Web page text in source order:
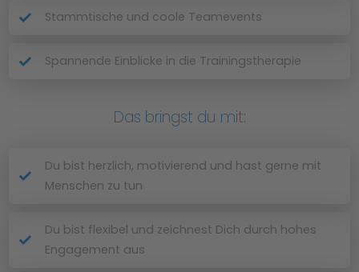
Stammtische und coole Teamevents
Spannende Einblicke in die Trainingstherapie
Das bringst du mit:
Du bist herzlich, motivierend und hast gerne mit
Menschen zu tun
Du bist flexibel und zeichnest Dich durch hohes
Engagement aus